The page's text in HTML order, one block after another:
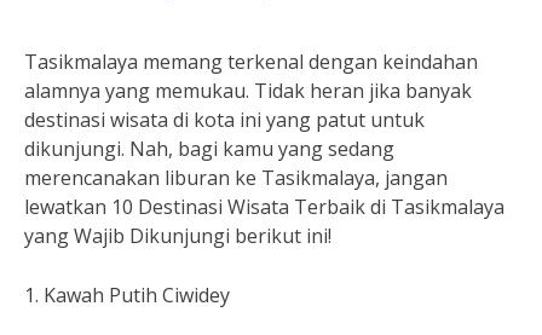
Tasikmalaya memang terkenal dengan keindahan
alamnya yang memukau. Tidak heran jika banyak
destinasi wisata di kota ini yang patut untuk
dikunjungi. Nah, bagi kamu yang sedang
merencanakan liburan ke Tasikmalaya, jangan
lewatkan 10 Destinasi Wisata Terbaik di Tasikmalaya
yang Wajib Dikunjungi berikut ini!
1. Kawah Putih Ciwidey